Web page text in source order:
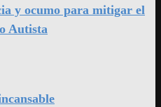
y ocumo para mitigar el
Autista